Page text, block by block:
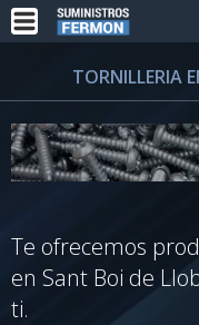
TORNILLERIA
Te ofrecemos
en Sant Boi de
ti.